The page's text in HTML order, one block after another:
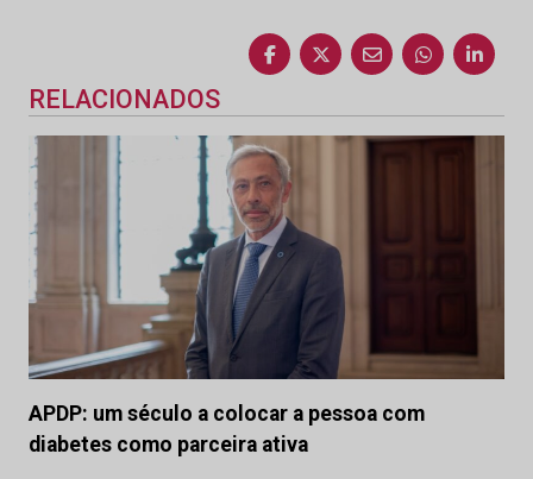
RELACIONADOS
APDP: um século a colocar a pessoa com
diabetes como parceira ativa